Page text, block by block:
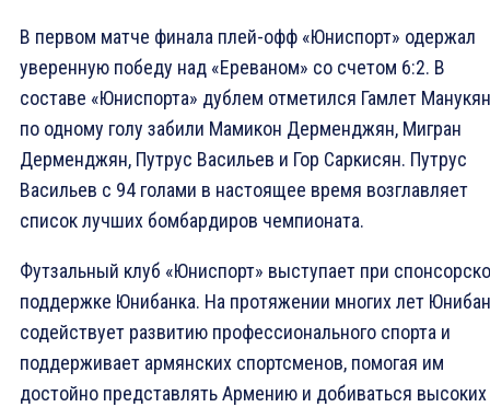
В первом матче финала плей-офф «Юниспорт» одержал
уверенную победу над «Ереваном» со счeтом 6:2. В
составе «Юниспорта» дублем отметился Гамлет
по одному голу забили Мамикон Дерменджян, Мигран
Дерменджян, Путрус Васильев и Гор Саркисян. Путрус
Васильев с 94 голами в настоящее время возглавляет
список лучших бомбардиров чемпионата.
Футзальный клуб «Юниспорт» выступает при
поддержке Юнибанка. На протяжении многих лет
содействует развитию профессионального спорта и
поддерживает армянских спортсменов, помогая им
достойно представлять Армению и добиваться высоких